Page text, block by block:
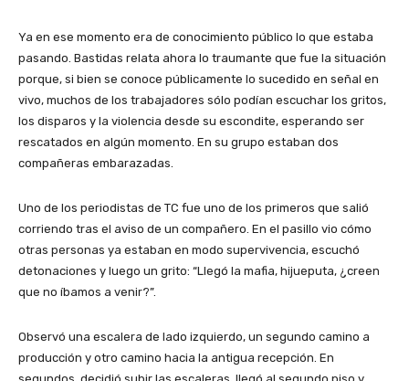
Ya en ese momento era de conocimiento público lo que estaba
pasando. Bastidas relata ahora lo traumante que fue la situación
porque, si bien se conoce públicamente lo sucedido en señal en
vivo, muchos de los trabajadores sólo podían escuchar los gritos,
los disparos y la violencia desde su escondite, esperando ser
rescatados en algún momento. En su grupo estaban dos
compañeras embarazadas.
Uno de los periodistas de TC fue uno de los primeros que salió
corriendo tras el aviso de un compañero. En el pasillo vio cómo
otras personas ya estaban en modo supervivencia, escuchó
detonaciones y luego un grito: “Llegó la mafia, hijueputa, ¿creen
que no íbamos a venir?”.
Observó una escalera de lado izquierdo, un segundo camino a
producción y otro camino hacia la antigua recepción. En